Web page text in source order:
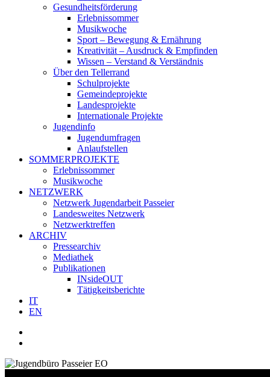
Gesundheitsförderung
Erlebnissommer
Musikwoche
Sport – Bewegung & Ernährung
Kreativität – Ausdruck & Empfinden
Wissen – Verstand & Verständnis
Über den Tellerrand
Schulprojekte
Gemeindeprojekte
Landesprojekte
Internationale Projekte
Jugendinfo
Jugendumfragen
Anlaufstellen
SOMMERPROJEKTE
Erlebnissommer
Musikwoche
NETZWERK
Netzwerk Jugendarbeit Passeier
Landesweites Netzwerk
Netzwerktreffen
ARCHIV
Pressearchiv
Mediathek
Publikationen
INsideOUT
Tätigkeitsberichte
IT
EN